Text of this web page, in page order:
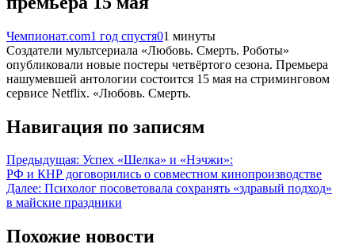
Чемпионат.com1 год спустя01 минуты
Создатели мультсериала «Любовь. Смерть. Роботы»
опубликовали новые постеры четвёртого сезона. Премьера
нашумевшей антологии состоится 15 мая на стриминговом
сервисе Netflix. «Любовь. Смерть.
Навигация по записям
Предыдущая: Успех «Шелка» и «Нэчжи»:
РФ и КНР договорились о совместном кинопроизводстве
Далее: Психолог посоветовала сохранять «здравый подход»
в майские праздники
Похожие новости